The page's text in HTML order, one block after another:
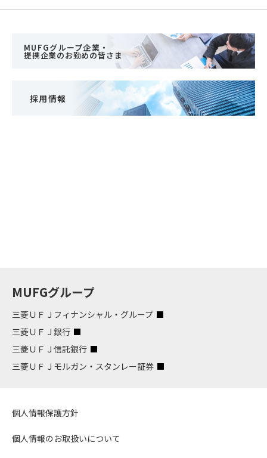
MUFGグループ企業・
提携企業のお勤めの皆さま
採用情報
MUFGグループ
三菱ＵＦＪフィナンシャル・グループ
三菱ＵＦＪ銀行
三菱ＵＦＪ信託銀行
三菱ＵＦＪモルガン・スタンレー証券
個人情報保護方針
個人情報のお取扱いについて